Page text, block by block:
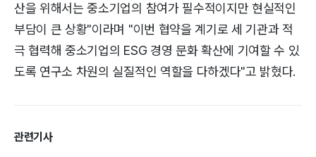
산을 위해서는 중소기업의 참여가 필수적이지만 현실적인
부담이 큰 상황"이라며 "이번 협약을 계기로 세 기관과 적
극 협력해 중소기업의 ESG 경영 문화 확산에 기여할 수 있
도록 연구소 차원의 실질적인 역할을 다하겠다"고 밝혔다.
관련기사